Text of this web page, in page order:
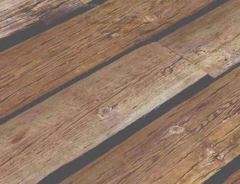
Développé parphpBB® Forum Software © phpBB Limited
Style parArty- phpBB 3.3 par MrGaby
Traduction française officielle©Qiaeru
Confidentialité|Conditions